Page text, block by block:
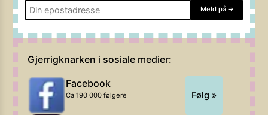
Meld på ➔
Gjerrigknarken i sosiale medier:
Facebook
Ca 190 000 følgere Følg »